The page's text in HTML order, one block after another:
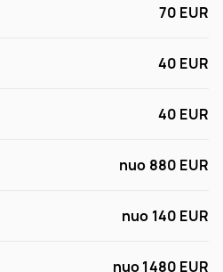
70 EUR
40 EUR
40 EUR
nuo 880 EUR
nuo 140 EUR
nuo 1480 EUR